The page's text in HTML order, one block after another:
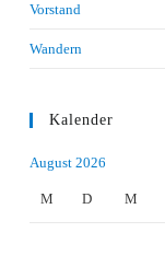
Vorstand
Wandern
Kalender
August 2026
M D M